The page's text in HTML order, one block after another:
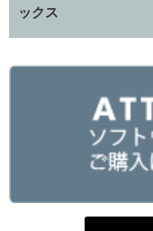
ックス